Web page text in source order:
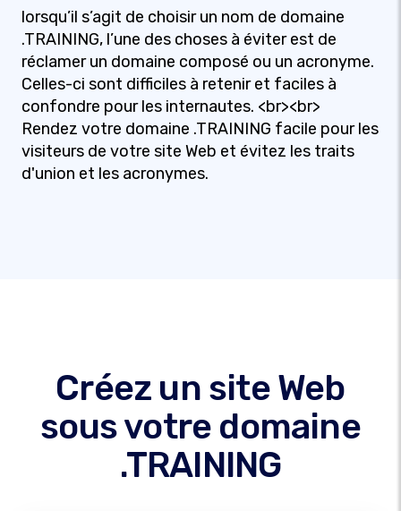
lorsqu’il s’agit de choisir un nom de domaine
.TRAINING, l’une des choses à éviter est de
réclamer un domaine composé ou un acronyme.
Celles-ci sont difficiles à retenir et faciles à
confondre pour les internautes. <br><br>
Rendez votre domaine .TRAINING facile pour les
visiteurs de votre site Web et évitez les traits
d'union et les acronymes.
Créez un site Web
sous votre domaine
.TRAINING